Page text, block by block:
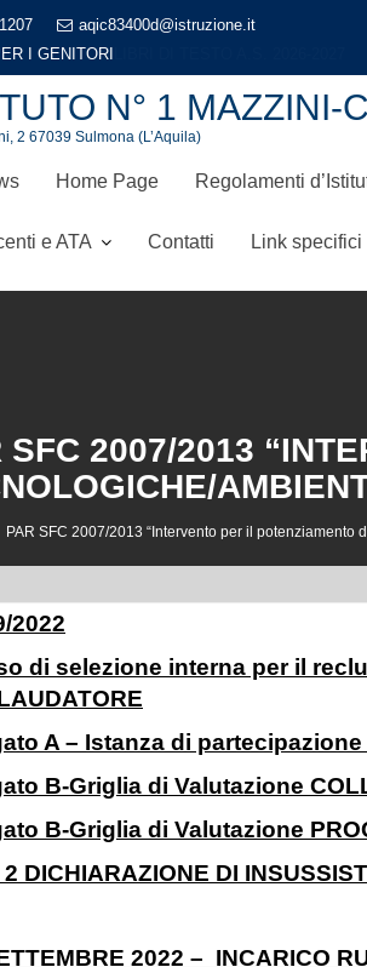
aqic83400d@istruzione.it
I GENITORI
N° 1 MAZZINI-
2 67039 Sulmona (L’Aquila)
Home Page Regolamenti
e ATA Contatti Link specifici
SFC 2007/2013
PAR SFC 2007/2013 “Intervento per il
2022
di selezione interna per il
A – Istanza di partecipazione
B-Griglia di Valutazione
B-Griglia di Valutazione
DICHIARAZIONE DI
2022 – INCARICO